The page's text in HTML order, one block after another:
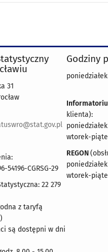
31
54196-CGRSG-29
22 279
z taryfą
są dostępni w dni
Godziny
klienta):
poniedziałek
wtorek-
REGON
poniedziałek
wtorek-